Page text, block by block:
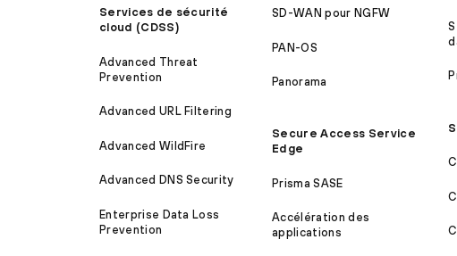
Services de sécurité
cloud (CDSS)
Advanced Threat
Prevention
Advanced URL Filtering
Advanced WildFire
Advanced DNS Security
Enterprise Data Loss
Prevention
SD-WAN pour NGFW
PAN-OS
Panorama
Secure Access Service
Edge
Prisma SASE
Accélération des
applications